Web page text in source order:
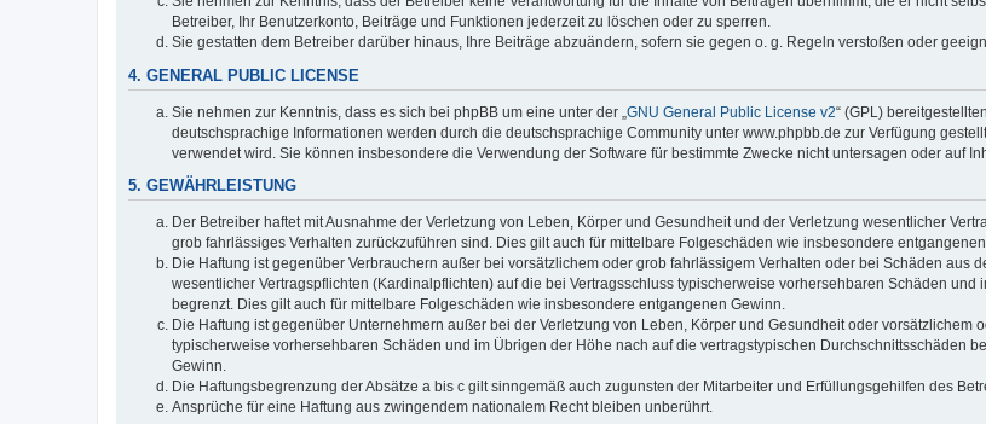
Betreiber, Ihr Benutzerkonto, Beiträge und Funktionen jederzeit zu löschen oder zu sperren.
Sie gestatten dem Betreiber darüber hinaus, Ihre Beiträge abzuändern, sofern sie gegen o. g. Regeln verstoßen oder
4. GENERAL PUBLIC LICENSE
Sie nehmen zur Kenntnis, dass es sich bei phpBB um eine unter der „ GNU General Public License v2“ (GPL)
deutschsprachige Informationen werden durch die deutschsprachige Community unter www.phpbb.de zur Verfügung
verwendet wird. Sie können insbesondere die Verwendung der Software für bestimmte Zwecke nicht untersagen oder auf
5. GEWÄHRLEISTUNG
Der Betreiber haftet mit Ausnahme der Verletzung von Leben, Körper und Gesundheit und der Verletzung wesentlicher
grob fahrlässiges Verhalten zurückzuführen sind. Dies gilt auch für mittelbare Folgeschäden wie insbesondere
Die Haftung ist gegenüber Verbrauchern außer bei vorsätzlichem oder grob fahrlässigem Verhalten oder bei Schäden aus
wesentlicher Vertragspflichten (Kardinalpflichten) auf die bei Vertragsschluss typischerweise vorhersehbaren Schäden
begrenzt. Dies gilt auch für mittelbare Folgeschäden wie insbesondere entgangenen Gewinn.
Die Haftung ist gegenüber Unternehmern außer bei der Verletzung von Leben, Körper und Gesundheit oder
typischerweise vorhersehbaren Schäden und im Übrigen der Höhe nach auf die vertragstypischen Durchschnittsschäden
Gewinn.
Die Haftungsbegrenzung der Absätze a bis c gilt sinngemäß auch zugunsten der Mitarbeiter und Erfüllungsgehilfen des
Ansprüche für eine Haftung aus zwingendem nationalem Recht bleiben unberührt.